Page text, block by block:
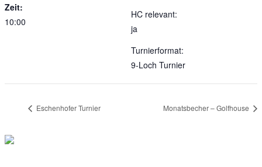
Zeit:
10:00
HC relevant:
ja
Turnierformat:
9-Loch Turnier
Eschenhofer Turnier Monatsbecher – Golfhouse